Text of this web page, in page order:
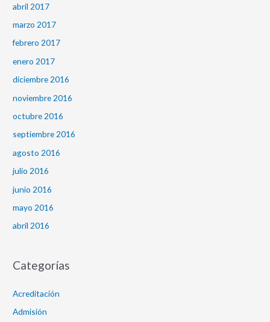
abril 2017
marzo 2017
febrero 2017
enero 2017
diciembre 2016
noviembre 2016
octubre 2016
septiembre 2016
agosto 2016
julio 2016
junio 2016
mayo 2016
abril 2016
Categorías
Acreditación
Admisión